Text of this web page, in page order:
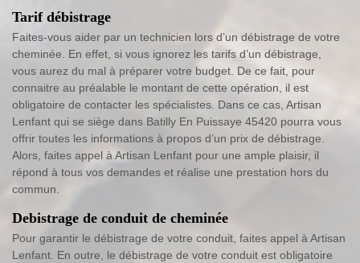
Tarif débistrage
Faites-vous aider par un technicien lors d’un débistrage de votre
cheminée. En effet, si vous ignorez les tarifs d’un débistrage,
vous aurez du mal à préparer votre budget. De ce fait, pour
connaitre au préalable le montant de cette opération, il est
obligatoire de contacter les spécialistes. Dans ce cas, Artisan
Lenfant qui se siège dans Batilly En Puissaye 45420 pourra vous
offrir toutes les informations à propos d’un prix de débistrage.
Alors, faites appel à Artisan Lenfant pour une ample plaisir, il
répond à tous vos demandes et réalise une prestation hors du
commun.
Debistrage de conduit de cheminée
Pour garantir le débistrage de votre conduit, faites appel à Artisan
Lenfant. En outre, le débistrage de votre conduit est obligatoire